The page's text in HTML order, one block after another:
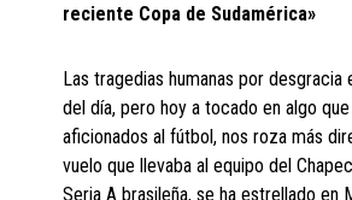
reciente Copa de Sudamérica»
Las tragedias humanas por desgracia
del día, pero hoy a tocado en algo
aficionados al fútbol, nos roza más
vuelo que llevaba al equipo del
Seria A brasileña, se ha estrellado en